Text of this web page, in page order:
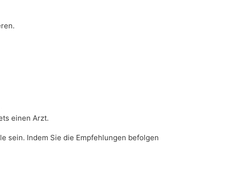
einen Arzt.
sein. Indem Sie die Empfehlungen befolgen